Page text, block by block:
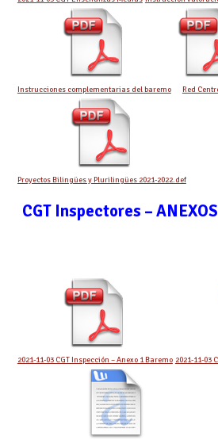
Instrucciones complementarias del baremo Red
Proyectos Bilingües y Plurilingües 2021-2022.def
CGT Inspectores –
2021-11-03 CGT Inspección – Anexo 1 Baremo 2021-11-03